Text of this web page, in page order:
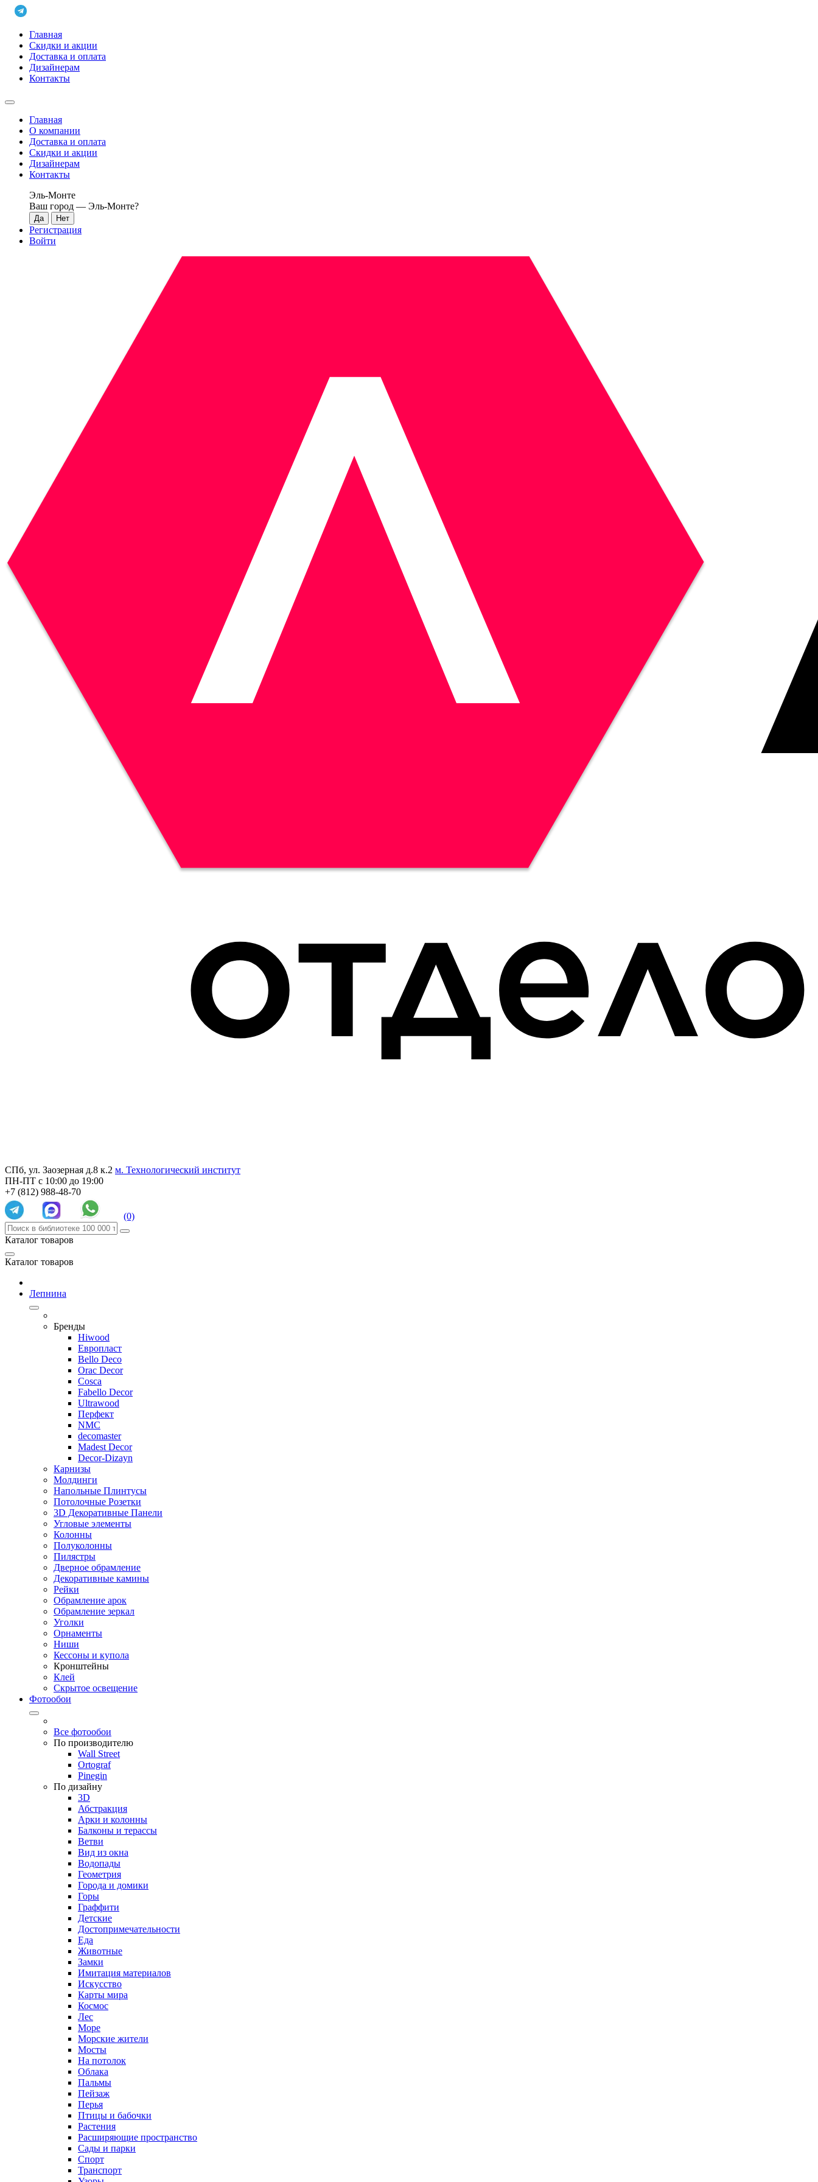
Главная
Скидки и акции
Доставка и оплата
Дизайнерам
Контакты
Главная
О компании
Доставка и оплата
Скидки и акции
Дизайнерам
Контакты
Эль-Монте
Ваш город — Эль-Монте?
Регистрация
Войти
СПб, ул. Заозерная д.8 к.2 м. Технологический институт
ПН-ПТ с 10:00 до 19:00
+7 (812) 988-48-70
(0)
Каталог товаров
Каталог товаров
Лепнина
Бренды
Hiwood
Европласт
Bello Deco
Orac Decor
Cosca
Fabello Decor
Ultrawood
Перфект
NMC
decomaster
Madest Decor
Decor-Dizayn
Карнизы
Молдинги
Напольные Плинтусы
Потолочные Розетки
3D Декоративные Панели
Угловые элементы
Колонны
Полуколонны
Пилястры
Дверное обрамление
Декоративные камины
Рейки
Обрамление арок
Обрамление зеркал
Уголки
Орнаменты
Ниши
Кессоны и купола
Кронштейны
Клей
Скрытое освещение
Фотообои
Все фотообои
По производителю
Wall Street
Ortograf
Pinegin
По дизайну
3D
Абстракция
Арки и колонны
Балконы и терассы
Ветви
Вид из окна
Водопады
Геометрия
Города и домики
Горы
Граффити
Детские
Достопримечательности
Еда
Животные
Замки
Имитация материалов
Искусство
Карты мира
Космос
Лес
Море
Морские жители
Мосты
На потолок
Облака
Пальмы
Пейзаж
Перья
Птицы и бабочки
Растения
Расширяющие пространство
Сады и парки
Спорт
Транспорт